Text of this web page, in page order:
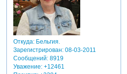
Откуда:Бельгия.
Зарегистрирован: 08-03-2011
Сообщений:8919
Уважение: +12461